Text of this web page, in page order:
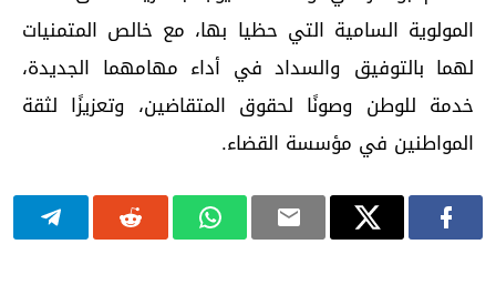
المولوية السامية التي حظيا بها، مع خالص المتمنيات
لهما بالتوفيق والسداد في أداء مهامهما الجديدة،
خدمة للوطن وصونًا لحقوق المتقاضين، وتعزيزًا لثقة
المواطنين في مؤسسة القضاء.